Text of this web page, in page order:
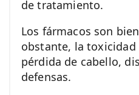
de tratamiento.
Los fármacos son
obstante, la toxicidad
pérdida de cabello,
defensas.